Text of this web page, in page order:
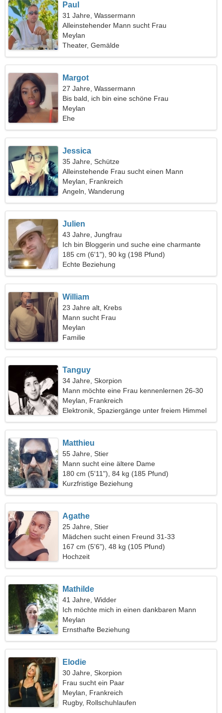
Paul
31 Jahre, Wassermann
Alleinstehender Mann sucht Frau
Meylan
Theater, Gemälde
Margot
27 Jahre, Wassermann
Bis bald, ich bin eine schöne Frau
Meylan
Ehe
Jessica
35 Jahre, Schütze
Alleinstehende Frau sucht einen Mann
Meylan, Frankreich
Angeln, Wanderung
Julien
43 Jahre, Jungfrau
Ich bin Bloggerin und suche eine charmante
Frau
185 cm (6'1"), 90 kg (198 Pfund)
Echte Beziehung
William
23 Jahre alt, Krebs
Mann sucht Frau
Meylan
Familie
Tanguy
34 Jahre, Skorpion
Mann möchte eine Frau kennenlernen 26-30
Meylan, Frankreich
Elektronik, Spaziergänge unter freiem Himmel
Matthieu
55 Jahre, Stier
Mann sucht eine ältere Dame
180 cm (5'11"), 84 kg (185 Pfund)
Kurzfristige Beziehung
Agathe
25 Jahre, Stier
Mädchen sucht einen Freund 31-33
167 cm (5'6"), 48 kg (105 Pfund)
Hochzeit
Mathilde
41 Jahre, Widder
Ich möchte mich in einen dankbaren Mann
verlieben
Meylan
Ernsthafte Beziehung
Elodie
30 Jahre, Skorpion
Frau sucht ein Paar
Meylan, Frankreich
Rugby, Rollschuhlaufen